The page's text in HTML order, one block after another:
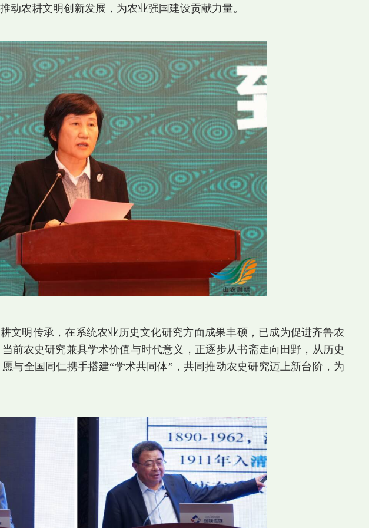
动农耕文明创新发展，为农业强国建设贡献力量。
文明传承，在系统农业历史文化研究方面成果丰硕，已成为促进齐鲁农
前农史研究兼具学术价值与时代意义，正逐步从书斋走向田野，从历史
与全国同仁携手搭建“学术共同体”，共同推动农史研究迈上新台阶，为